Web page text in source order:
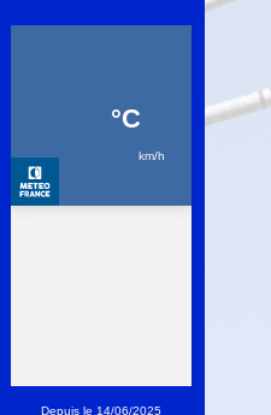
Depuis le 14/06/2025